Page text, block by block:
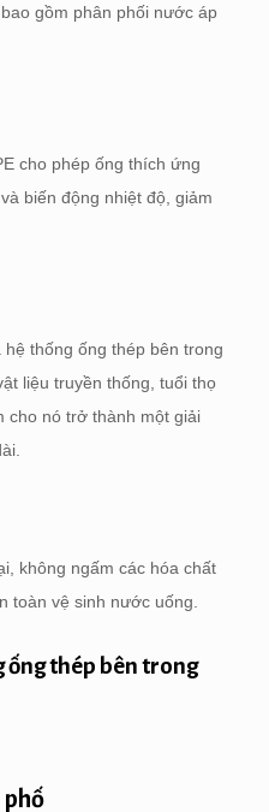
gồm phân phối nước áp
cho phép ống thích ứng
biến động nhiệt độ, giảm
thống ống thép bên trong
liệu truyền thống, tuổi thọ
cho nó trở thành một giải
không ngấm các hóa chất
toàn vệ sinh nước uống.
ống thép bên trong
phố